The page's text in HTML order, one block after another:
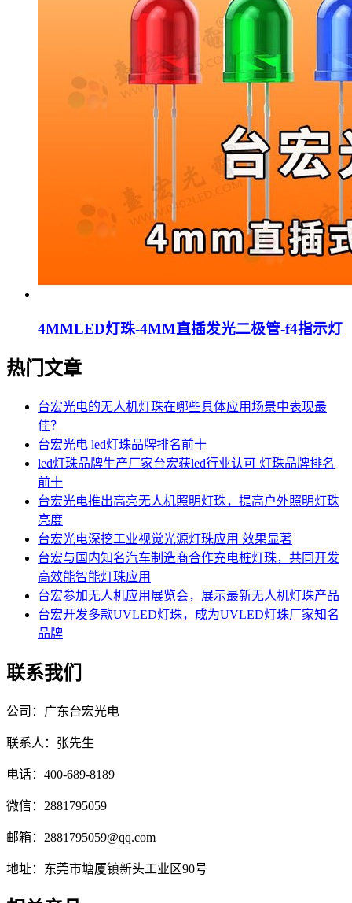
4MMLED灯珠-4MM直插发光二极管-f4指示灯
热门文章
台宏光电的无人机灯珠在哪些具体应用场景中表现最
佳？
台宏光电 led灯珠品牌排名前十
led灯珠品牌生产厂家台宏获led行业认可 灯珠品牌排名
前十
台宏光电推出高亮无人机照明灯珠，提高户外照明灯珠
亮度
台宏光电深挖工业视觉光源灯珠应用 效果显著
台宏与国内知名汽车制造商合作充电桩灯珠，共同开发
高效能智能灯珠应用
台宏参加无人机应用展览会，展示最新无人机灯珠产品
台宏开发多款UVLED灯珠，成为UVLED灯珠厂家知名
品牌
联系我们
公司：广东台宏光电
联系人：张先生
电话：400-689-8189
微信：2881795059
邮箱：2881795059@qq.com
地址：东莞市塘厦镇新头工业区90号